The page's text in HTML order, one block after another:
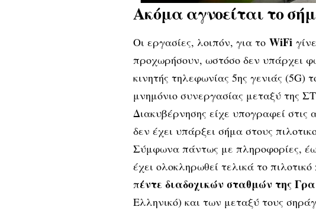
Ακόμα αγνοείται το
Οι εργασίες, λοιπόν, για το WiFi
προχωρήσουν, ωστόσο δεν υπάρχει
κινητής τηλεφωνίας 5ης γενιάς (5G)
μνημόνιο συνεργασίας μεταξύ της
Διακυβέρνησης είχε υπογραφεί στις
δεν έχει υπάρξει σήμα στους
Σύμφωνα πάντως με πληροφορίες,
έχει ολοκληρωθεί τελικά το
πέντε διαδοχικών σταθμών της
Ελληνικό) και των μεταξύ τους